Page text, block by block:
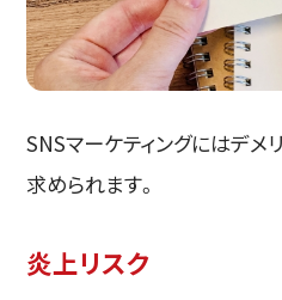
SNSマーケティングにはデメ
求められます。
炎上リスク